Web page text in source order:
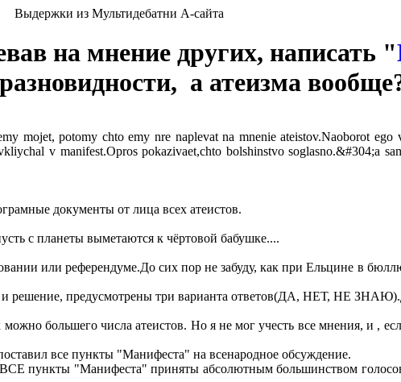
Выдержки из Мультидебатни А-сайта
на мнение других, написать "
а атеизма
potomy chto emy nre naplevat na mnenie ateistov.Naoborot ego
v manifest.Opros pokazivaet,chto bolshinstvo soglasno.&#304;a
документы от лица всех атеистов.
с планеты выметаются к чёртовой бабушке....
или референдуме.До сих пор не забуду, как при Ельцине в
и решение, предусмотрены три варианта ответов(ДА, НЕТ, НЕ
большего числа атеистов. Но я не мог учесть все мнения, и ,
все пункты "Манифеста" на всенародное обсуждение.
ВСЕ пункты "Манифеста" приняты абсолютным большинством